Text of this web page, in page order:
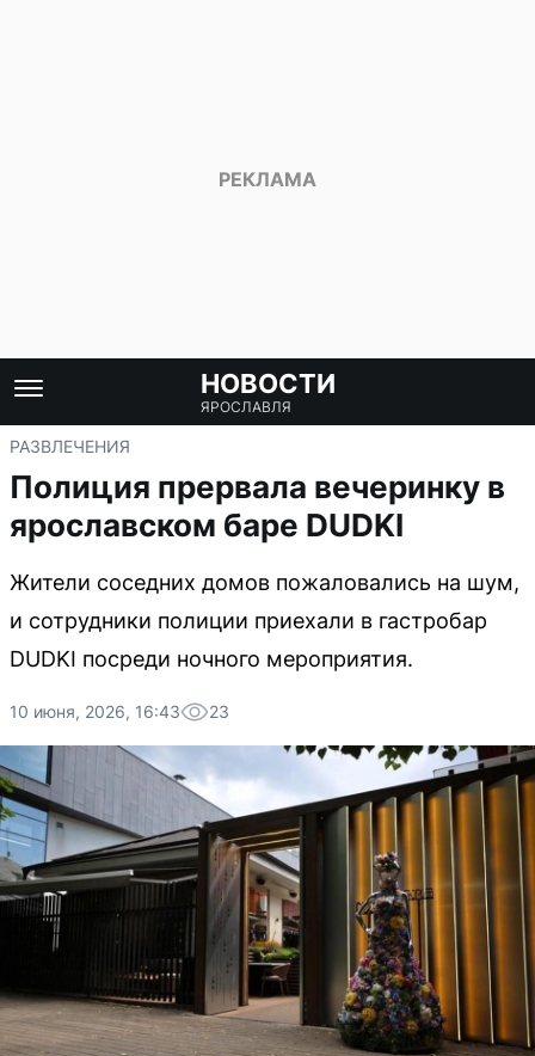
НОВОСТИ
ЯРОСЛАВЛЯ
РАЗВЛЕЧЕНИЯ
Полиция прервала вечеринку в
ярославском баре DUDKI
Жители соседних домов пожаловались на шум,
и сотрудники полиции приехали в гастробар
DUDKI посреди ночного мероприятия.
10 июня, 2026, 16:43 23